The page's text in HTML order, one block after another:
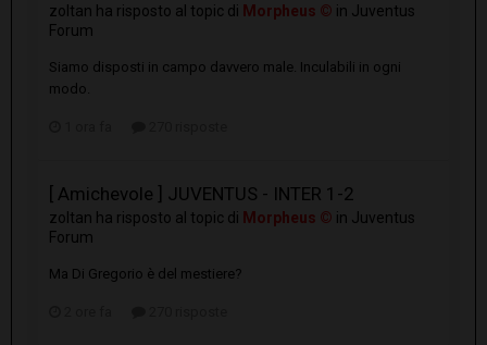
zoltan ha risposto al topic di Morpheus © in Juventus
Forum
Siamo disposti in campo davvero male. Inculabili in ogni
modo.
[ Amichevole ] JUVENTUS - INTER 1-2
zoltan ha risposto al topic di Morpheus © in Juventus
Forum
Ma Di Gregorio è del mestiere?